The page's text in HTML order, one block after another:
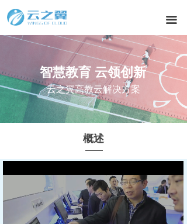
끀
智慧教育 云领创新
云之翼高教云解决方案
概述